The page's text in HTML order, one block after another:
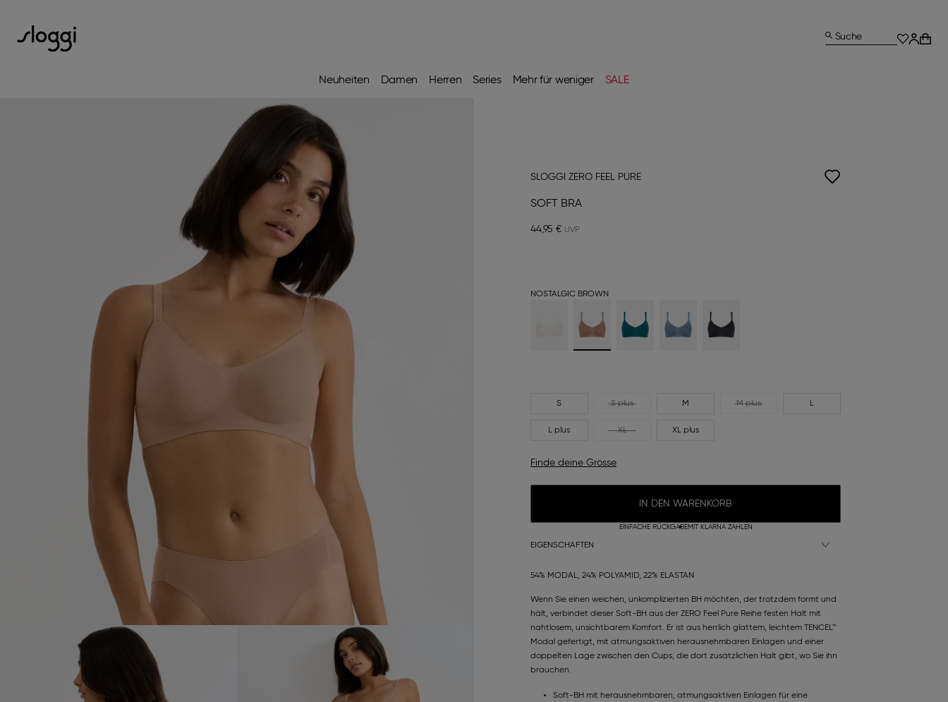
Neuheiten Damen Herren Series Mehr für weniger SALE
Suche
SLOGGI ZERO FEEL PURE
SOFT BRA
44,95 €
NOSTALGIC BROWN
S S plus M M plus L
L plus XL XL plus
Finde deine Grösse
IN DEN WARENKORB
EINFACHE RÜCKGABEMIT KLARNA ZAHLEN
EIGENSCHAFTEN
54% MODAL, 24% POLYAMID, 22% ELASTAN
Wenn Sie einen weichen, unkomplizierten BH möchten, der trotzdem formt und
hält, verbindet dieser Soft-BH aus der ZERO Feel Pure Reihe festen Halt mit
nahtlosem, unsichtbarem Komfort. Er ist aus herrlich glattem, leichtem TENCEL™
Modal gefertigt, mit atmungsaktiven herausnehmbaren Einlagen und einer
doppelten Lage zwischen den Cups, die dort zusätzlichen Halt gibt, wo Sie ihn
brauchen.
Soft-BH mit herausnehmbaren, atmungsaktiven Einlagen für eine